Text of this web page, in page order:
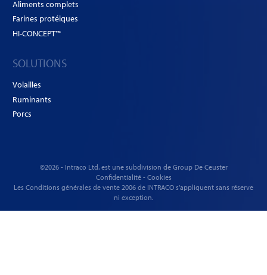
Aliments complets
Farines protéiques
HI-CONCEPT™
SOLUTIONS
Volailles
Ruminants
Porcs
©2026 - Intraco Ltd. est une subdivision de Group De Ceuster
Confidentialité- Cookies
Les Conditions générales de vente 2006 de INTRACO s’appliquent sans réserve
ni exception.